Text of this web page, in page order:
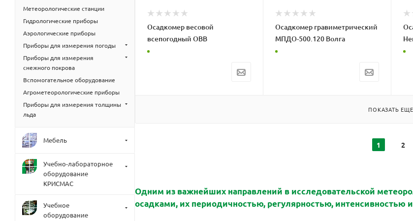
Осадкомер весовой
всепогодный ОВВ
Осадкомер гравиметрический
МПДО-500.120 Волга
ПОКАЗАТЬ ЕЩЕ
1 2
Одним из важнейших направлений в исследовательской
осадками, их периодичностью, регулярностью, интенсивностью
Метеорологические станции
Гидрологические приборы
Аэрологические приборы
Приборы для измерения погоды
Приборы для измерения
снежного покрова
Вспомогательное оборудование
Агрометеорологические приборы
Приборы для измерения толщины
льда
Мебель
Учебно-лабораторное
оборудование
КРИСМАС
Учебное
оборудование